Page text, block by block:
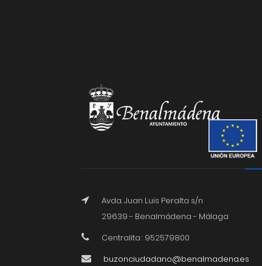
Avda. Juan Luis Peralta s/n
29639 - Benalmádena - Málaga
Centralita : 952579800
buzonciudadano@benalmadena.es